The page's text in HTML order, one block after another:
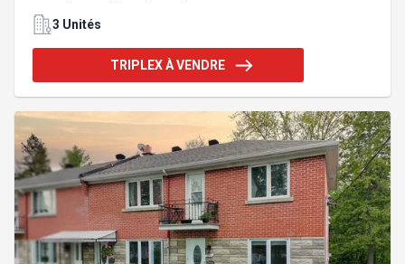
exceptionnelle dans un secteur en pleine
TOD (Transit-Oriented Development), l'immeuble
bénéficie d'un emplacement stratégique à quelques
L'immeuble comprend trois spacieux logements de
type condo, conçus ave
3 Unités
TRIPLEX À VENDRE